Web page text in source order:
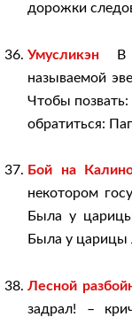
дорожки
Умусликэн В
называемой
Чтобы
обратиться:
Бой на
некотором
Была у
Была у царицы
Лесной
задрал! –